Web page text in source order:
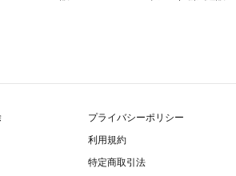
プライバシーポリシー
利用規約
特定商取引法